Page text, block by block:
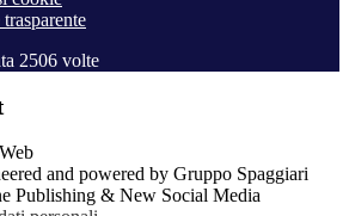
2506 volte
and powered by Gruppo Spaggiari
Publishing & New Social Media